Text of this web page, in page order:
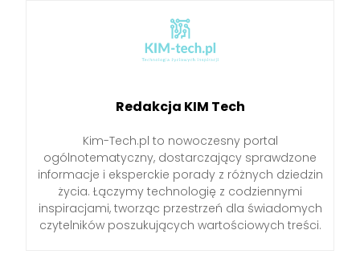
Redakcja KIM Tech
Kim-Tech.pl to nowoczesny portal
ogólnotematyczny, dostarczający sprawdzone
informacje i eksperckie porady z różnych dziedzin
życia. Łączymy technologię z codziennymi
inspiracjami, tworząc przestrzeń dla świadomych
czytelników poszukujących wartościowych treści.